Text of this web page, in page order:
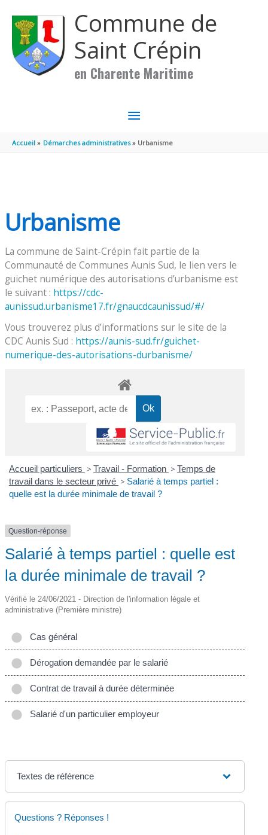
Commune de
Saint Crépin
en Charente Maritime
MENU
PRINCIPAL
Accueil Démarches administratives Urbanisme
Urbanisme
La commune de Saint-Crépin fait partie de la
Communauté de Communes Aunis Sud, le lien vers le
guichet numérique des autorisations d’urbanisme est
le suivant : https://cdc-
aunissud.urbanisme17.fr/gnaucdcaunissud/#/
Vous trouverez plus d’informations sur le site de la
CDC Aunis Sud : https://aunis-sud.fr/guichet-
numerique-des-autorisations-durbanisme/
Accueil particuliers > Travail - Formation > Temps de
travail dans le secteur privé > Salarié à temps partiel :
quelle est la durée minimale de travail ?
Question-réponse
Salarié à temps partiel : quelle est
la durée minimale de travail ?
Vérifié le 24/06/2021 - Direction de l'information légale et
administrative (Première ministre)
Cas général
Dérogation demandée par le salarié
Contrat de travail à durée déterminée
Salarié d'un particulier employeur
Textes de référence
Questions ? Réponses !